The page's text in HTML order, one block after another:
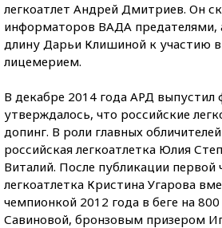
легкоатлет Андрей Дмитриев. Он
информаторов ВАДА предателями,
длину Дарьи Клишиной к участию в
лицемерием.
В декабре 2014 года АРД
утверждалось, что российские
допинг. В роли главных
российская легкоатлетка Юлия
Виталий. После публикации первой
легкоатлетка Кристина Угарова
чемпионкой 2012 года в беге на
Савиновой, бронзовым призером